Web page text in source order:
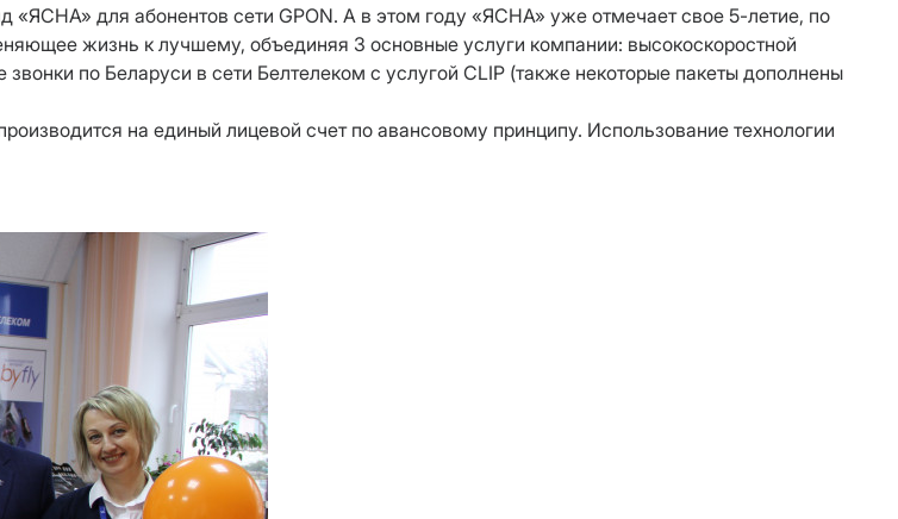
«ЯСНА» для абонентов сети GPON. А в этом году «ЯСНА» уже отмечает свое 5-летие, по
жизнь к лучшему, объединяя 3 основные услуги компании: высокоскоростной
по Беларуси в сети Белтелеком с услугой CLIP (также некоторые пакеты дополнены
на единый лицевой счет по авансовому принципу. Использование технологии